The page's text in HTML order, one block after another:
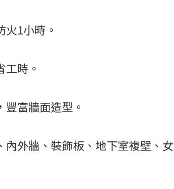
1小時。
時。
富牆面造型。
內外牆、裝飾板、地下室複壁、